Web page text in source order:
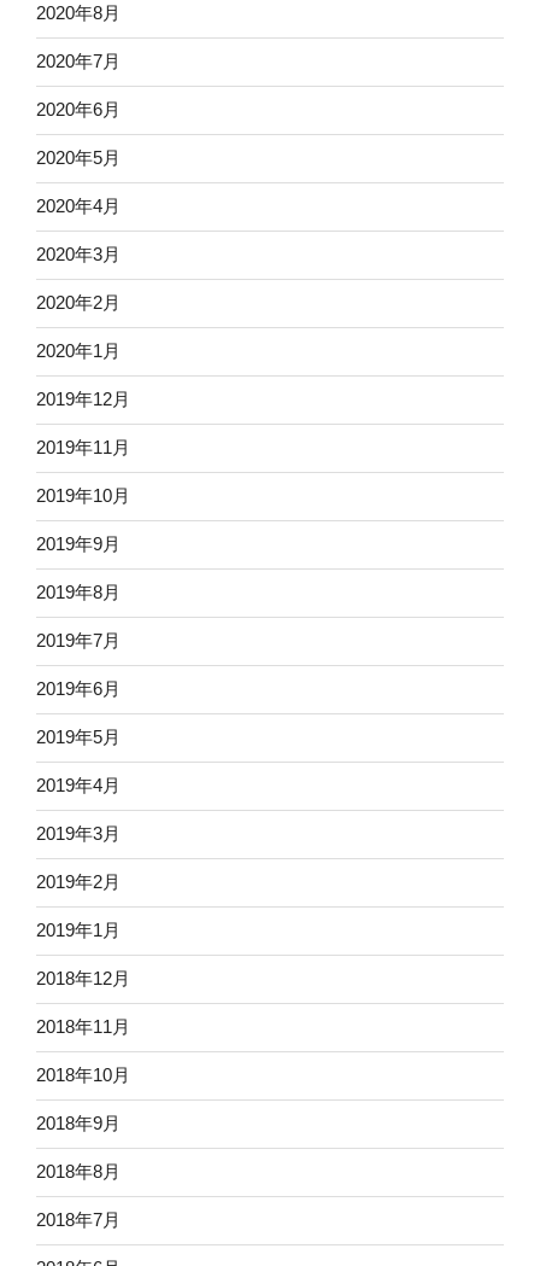
2020年8月
2020年7月
2020年6月
2020年5月
2020年4月
2020年3月
2020年2月
2020年1月
2019年12月
2019年11月
2019年10月
2019年9月
2019年8月
2019年7月
2019年6月
2019年5月
2019年4月
2019年3月
2019年2月
2019年1月
2018年12月
2018年11月
2018年10月
2018年9月
2018年8月
2018年7月